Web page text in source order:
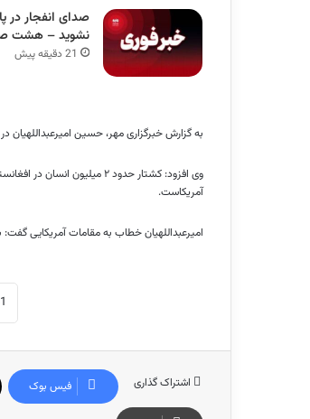
صدای انفجار در
نشوید – هشت
21 دقیقه پیش
به گزارش خبرگزاری مهر، حسین
وی افزود: کشتار حدود ۲
آمریکاست.
امیرعبداللهیان خطاب به مقامات آمریکایی گفت:
اشتراک گذاری فیس بوک